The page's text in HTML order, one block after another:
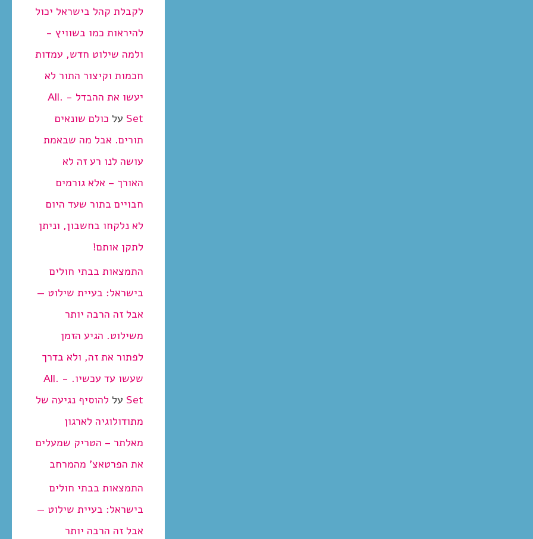
לקבלת קהל בישראל יכול
להיראות כמו בשוויץ -
ולמה שילוט חדש, עמדות
חכמות וקיצור התור לא
יעשו את ההבדל - .All
Set על כולם שונאים
תורים. אבל מה שבאמת
עושה לנו רע זה לא
האורך – אלא גורמים
חבויים בתור שעד היום
לא נלקחו בחשבון, וניתן
לתקן אותם!
התמצאות בבתי חולים
בישראל: בעיית שילוט —
אבל זה הרבה יותר
משילוט. הגיע הזמן
לפתור את זה, ולא בדרך
שעשו עד עכשיו. - .All
Set על להוסיף נגיעה של
מתודולוגיה לארגון
מאלתר – הטריק שמעלים
את הפרטאצ’ מהמרחב
התמצאות בבתי חולים
בישראל: בעיית שילוט —
אבל זה הרבה יותר